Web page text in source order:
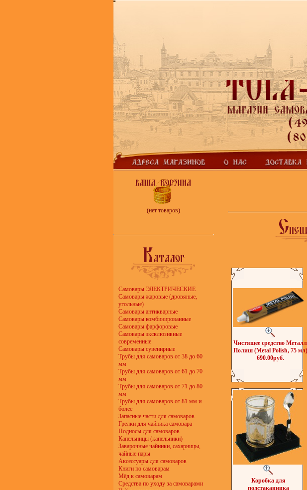
(нет товаров)
Самовары ЭЛЕКТРИЧЕСКИЕ
Самовары жаровые (дровяные,
угольные)
Самовары антикварные
Самовары комбинированные
Самовары фарфоровые
Самовары эксклюзивные
современные
Самовары сувенирные
Трубы для самоваров от 38 до 60
мм
Трубы для самоваров от 61 до 70
мм
Трубы для самоваров от 71 до 80
мм
Трубы для самоваров от 81 мм и
более
Запасные части для самоваров
Грелки для чайника самовара
Подносы для самоваров
Капельницы (капельники)
Заварочные чайники, сахарницы,
чайные пары
Аксессуары для самоваров
Книги по самоварам
Мёд к самоварам
Средства по уходу за самоварами
Чистящее средство Металл
Полиш (Metal Polish, 75 мл)
690.00руб.
Коробка для
подстаканника